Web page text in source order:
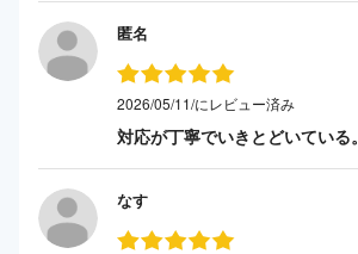
匿名
2026/05/11/にレビュー済み
対応が丁寧でいきとどいている。
なす